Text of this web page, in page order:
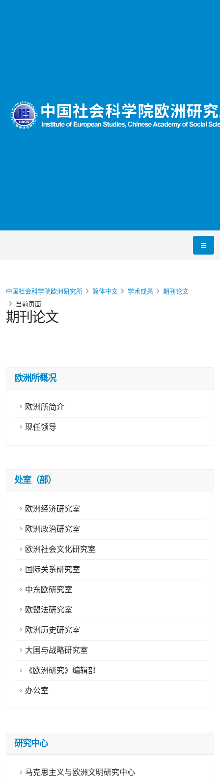
期刊论文
中国社会科学院欧洲研究所 简体中文 学术成果
期刊论文
当前页面
欧洲所概况
欧洲所简介
现任领导
处室（部）
欧洲经济研究室
欧洲政治研究室
欧洲社会文化研究室
国际关系研究室
中东欧研究室
欧盟法研究室
欧洲历史研究室
大国与战略研究室
《欧洲研究》编辑部
办公室
研究中心
马克思主义与欧洲文明研究中心